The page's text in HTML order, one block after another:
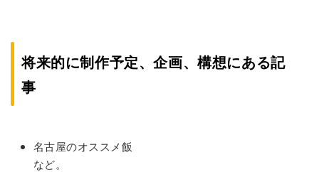
将来的に制作予定、企画、構想にある記
事
名古屋のオススメ飯
など。